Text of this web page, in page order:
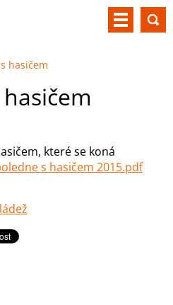
hasičem
které se koná
s hasičem 2015.pdf